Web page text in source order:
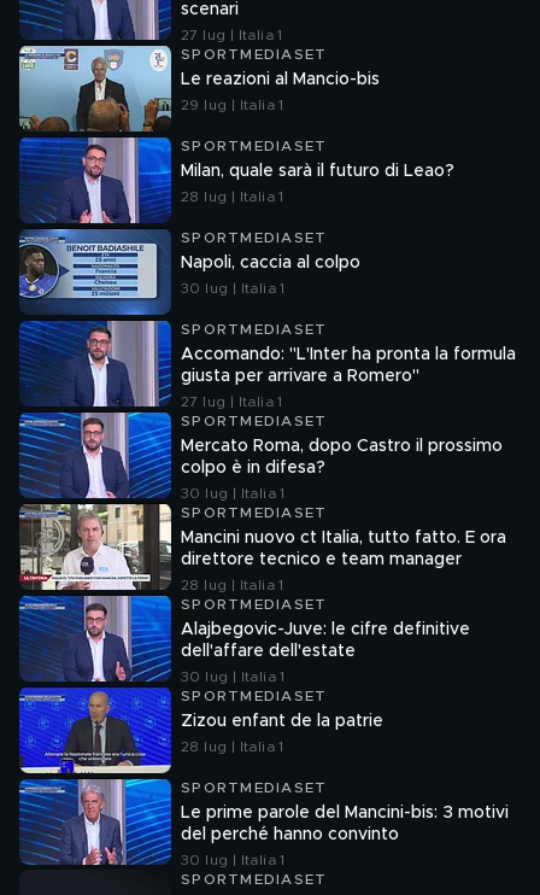
scenari
27 lug | Italia 1
SPORTMEDIASET
Le reazioni al Mancio-bis
29 lug | Italia 1
SPORTMEDIASET
Milan, quale sarà il futuro di Leao?
28 lug | Italia 1
SPORTMEDIASET
Napoli, caccia al colpo
30 lug | Italia 1
SPORTMEDIASET
Accomando: "L'Inter ha pronta la formula
giusta per arrivare a Romero"
27 lug | Italia 1
SPORTMEDIASET
Mercato Roma, dopo Castro il prossimo
colpo è in difesa?
30 lug | Italia 1
SPORTMEDIASET
Mancini nuovo ct Italia, tutto fatto. E ora
direttore tecnico e team manager
28 lug | Italia 1
SPORTMEDIASET
Alajbegovic-Juve: le cifre definitive
dell'affare dell'estate
30 lug | Italia 1
SPORTMEDIASET
Zizou enfant de la patrie
28 lug | Italia 1
SPORTMEDIASET
Le prime parole del Mancini-bis: 3 motivi
del perché hanno convinto
30 lug | Italia 1
SPORTMEDIASET